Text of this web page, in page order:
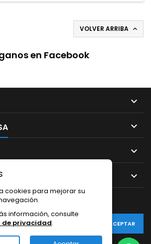
VOLVER ARRIBA 
en Facebook




cookies para mejorar su
información, consulte
de privacidad.
BOLETÍN